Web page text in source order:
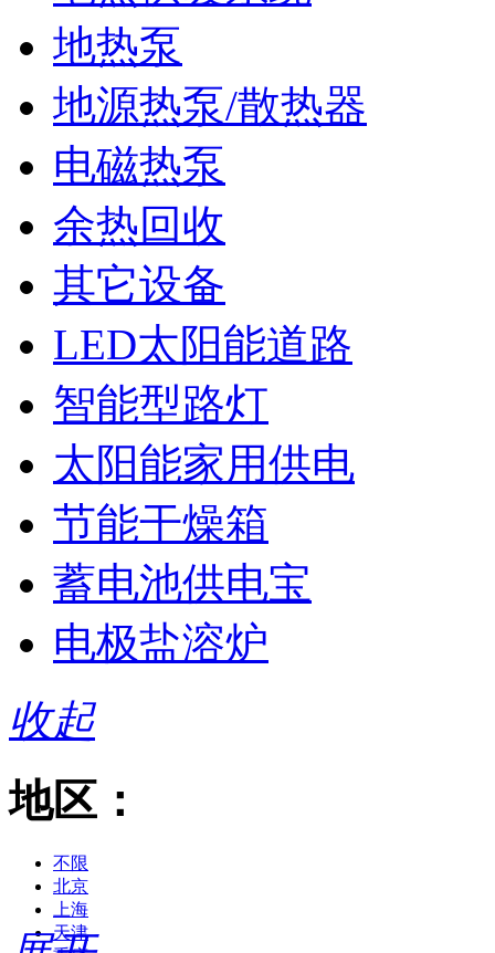
地热泵
地源热泵/散热器
电磁热泵
余热回收
其它设备
LED太阳能道路
智能型路灯
太阳能家用供电
节能干燥箱
蓄电池供电宝
电极盐溶炉
收起
地区：
不限
北京
上海
天津